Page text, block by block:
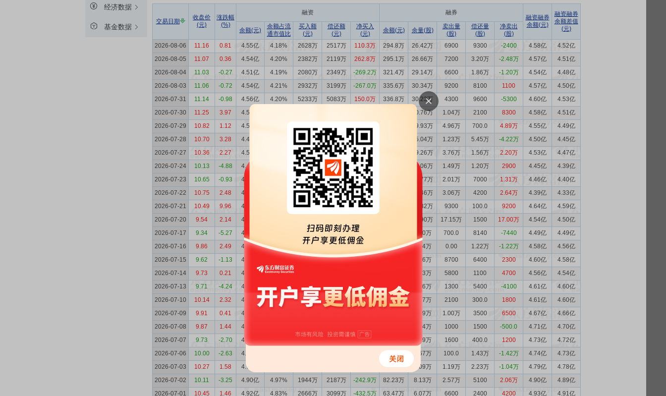
经济数据
基金数据
交易日期
收盘价
(元)
涨跌幅
(%)
融资 融券
融资融券
余额(元)
融资融券
余额差值
(元)
余额(元)
余额占流
通市值比
买入额
(元)
偿还额
(元)
净买入
(元)
余额(元) 余量(股)
卖出量
(股)
偿还量
(股)
净卖出
(股)
2026-08-06
11.16 0.81 4.55亿 4.18% 2628万 2517万 110.3万 294.8万 26.42万 6900 9300 -2400 4.58亿
4.52亿
2026-08-05
11.07 0.36 4.54亿 4.20% 2382万 2119万 262.8万 295.1万 26.66万 7200 3.20万 -2.48万 4.57亿
4.51亿
2026-08-04
11.03 -0.27 4.51亿 4.19% 2080万 2349万 -269.2万 321.4万 29.14万 6600 1.86万 -1.20万 4.54亿
4.48亿
2026-08-03
11.06 -0.72 4.54亿 4.21% 2932万 3199万 -267.0万 335.6万 30.34万 9200 8100 1100 4.57亿
4.50亿
2026-07-31
11.14 -0.98 4.56亿 4.20% 5233万 5083万 150.0万 336.8万 30.23万 4300 9600 -5300 4.60亿
4.53亿
2026-07-30
11.25 3.97 4.55亿 30.76万 1.04万 2100 8300 4.58亿
4.51亿
2026-07-29
10.82 1.12 4.52亿 29.93万 4.96万 700.0 4.89万 4.55亿
4.49亿
2026-07-28
10.70 3.28 4.48亿 2699万 2929万 -229.6万 25.04万 1.23万 5.45万 -4.22万 4.50亿
4.45亿
2026-07-27
10.36 2.27 4.50亿 2186万 1427万 759.3万 29.26万 3.76万 1.56万 2.20万 4.53亿
4.47亿
2026-07-24
10.13 -4.88 4.42亿 1551万 1618万 -66.50万 27.06万 1.49万 1.20万 2900 4.45亿
4.39亿
2026-07-23
10.65 -0.93 4.43亿 2580万 1900万 679.5万 26.77万 2.01万 7000 1.31万 4.46亿
4.40亿
2026-07-22
10.75 2.48 4.36亿 3220万 5763万 -2543万 25.46万 3.06万 4200 2.64万 4.39亿
4.33亿
2026-07-21
10.49 9.96 4.62亿 3658万 2676万 982.0万 22.82万 9300 100.0 9200 4.64亿
4.59亿
2026-07-20
9.54 2.14 4.52亿 21.90万 17.15万 1500 17.00万 4.54亿
4.50亿
2026-07-17
9.34 -5.27 4.49亿 1261万 2061万 -800.1万 4.90万 700.0 8140 -7440 4.49亿
4.49亿
2026-07-16
9.86 2.49 4.57亿 4.76% 1578万 1779万 -201.0万 55.65万 5.64万 0.00 1.22万 -1.22万 4.58亿
4.56亿
2026-07-15
9.62 -1.13 4.59亿 1539万 1147万 392.1万 6.86万 8700 6400 2300 4.60亿
4.58亿
2026-07-14
9.73 0.21 4.55亿 4.80% 6.63万 5800 1100 4700 4.56亿
4.54亿
2026-07-13
9.71 -4.24 4.60亿 4.86% 1634万 1617万 17.54万 59.85万 6.16万 1300 5400 -4100 4.61亿
4.60亿
2026-07-10
10.14 2.32 4.60亿 4.66% 1746万 2401万 -654.4万 66.66万 6.57万 2100 300.0 1800 4.61亿
4.60亿
2026-07-09
9.91 0.41 4.67亿 6.39万 1.00万 3500 6500 4.67亿
4.66亿
2026-07-08
9.87 1.44 4.71亿 5.74万 1000 1500 -500.0 4.71亿
4.70亿
2026-07-07
9.73 -2.70 4.73亿 -94.80万 5.79万 1600 400.0 1200 4.73亿
4.72亿
2026-07-06
10.00 -2.63 4.74亿 56.74万 5.67万 100.0 1.43万 -1.42万 4.74亿
4.73亿
2026-07-03
10.27 1.58 4.79亿 72.86万 7.09万 1.19万 2.23万 -1.04万 4.79亿
4.78亿
2026-07-02
10.11 -3.25 4.90亿 4.97% 1944万 2187万 -242.9万 82.23万 8.13万 2.57万 5100 2.06万 4.90亿
4.89亿
2026-07-01
10.45 1.46 4.92亿 4.83% 2666万 3099万 -432.5万 63.47万 6.07万 6600 2400 4200 4.93亿
4.91亿